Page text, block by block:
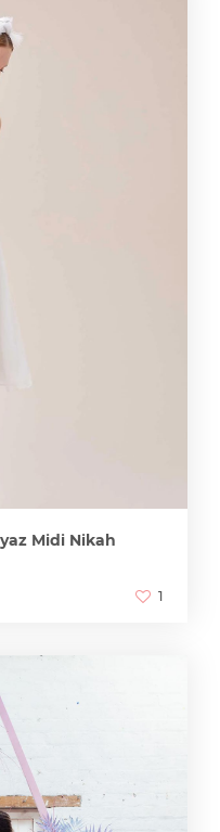
Midi Nikah
1